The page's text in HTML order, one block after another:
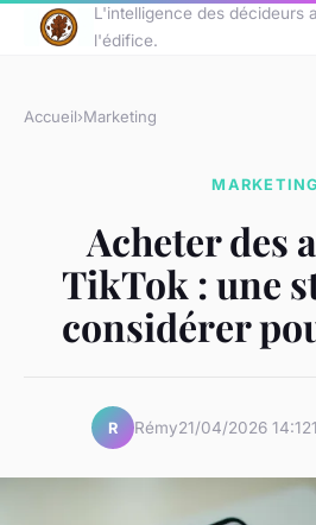
L'intelligence des décideurs
l'édifice.
Accueil›Marketing
MARKETING
Acheter des
TikTok : une
considérer
R Rémy21/04/2026 14:12